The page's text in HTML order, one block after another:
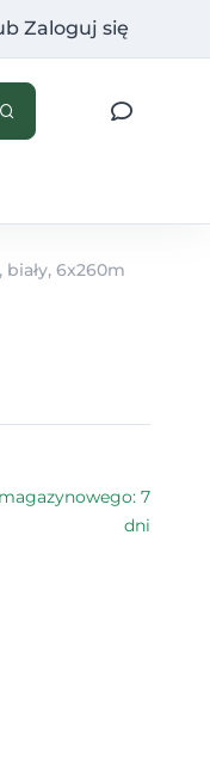
Zaloguj się
6x260m
7
dni